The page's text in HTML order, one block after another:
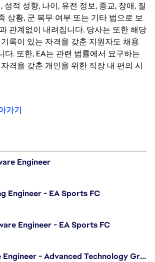
성적 성향, 나이, 유전 정보, 종교, 장애, 질
상황, 군 복무 여부 또는 기타 법으로 보
관계없이 내려집니다. 당사는 또한 해당
록이 있는 자격을 갖춘 지원자도 채용
다. 또한, EA는 관련 법률에서 요구하는
격을 갖춘 개인을 위한 직장 내 편의 시
가기
Engineer
Engineer - EA Sports FC
Engineer - EA Sports FC
Senior Software Engineer - Advanced Technology Group